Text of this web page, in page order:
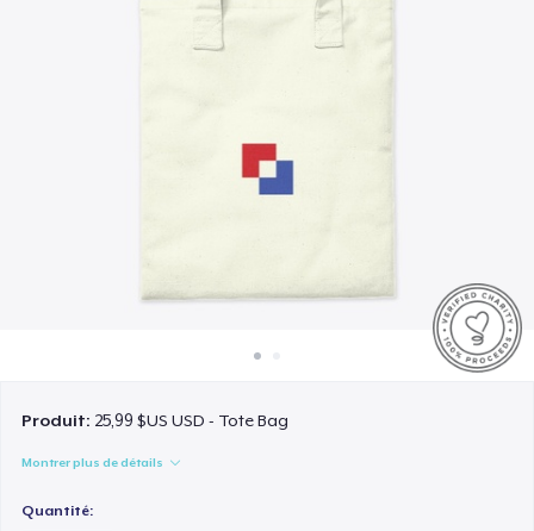
Vendez partout
Produit: 25,99 $US USD - Tote Bag
Montrer plus de détails
Quantité: